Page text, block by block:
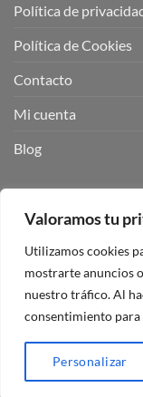
Valoramos tu
Utilizamos cookies
mostrarte anuncios
nuestro tráfico. Al
consentimiento
Personalizar
Política de
Política de Cookies
Contacto
Mi cuenta
Blog
Copyright 2026 ©